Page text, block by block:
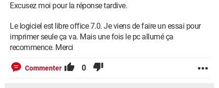
Excusez moi pour la réponse tardive.
Le logiciel est libre office 7.0. Je viens de faire un essai pour
imprimer seule ça va. Mais une fois le pc allumé ça
recommence. Merci
Commenter 0